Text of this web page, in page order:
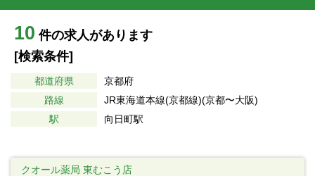
10 件の求人があります
[検索条件]
都道府県
京都府
路線
JR東海道本線(京都線)(京都〜大阪)
駅
向日町駅
クオール薬局 東むこう店